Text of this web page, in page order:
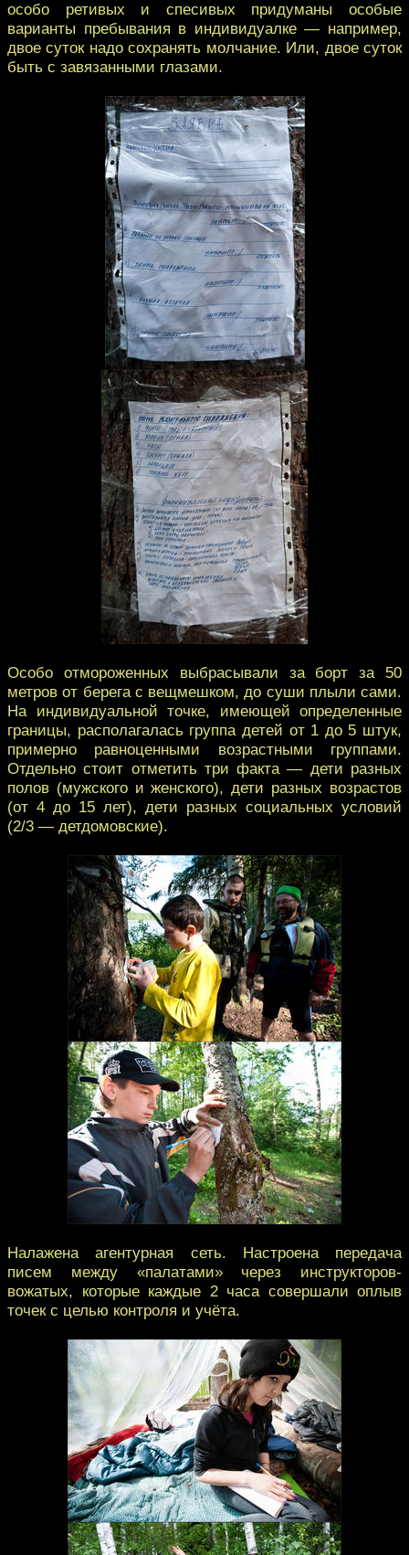
особо ретивых и спесивых придуманы особые
варианты пребывания в индивидуалке — например,
двое суток надо сохранять молчание. Или, двое суток
быть с завязанными глазами.
Особо отмороженных выбрасывали за борт за 50
метров от берега с вещмешком, до суши плыли сами.
На индивидуальной точке, имеющей определенные
границы, располагалась группа детей от 1 до 5 штук,
примерно равноценными возрастными группами.
Отдельно стоит отметить три факта — дети разных
полов (мужского и женского), дети разных возрастов
(от 4 до 15 лет), дети разных социальных условий
(2/3 — детдомовские).
Налажена агентурная сеть. Настроена передача
писем между «палатами» через инструкторов-
вожатых, которые каждые 2 часа совершали оплыв
точек с целью контроля и учёта.